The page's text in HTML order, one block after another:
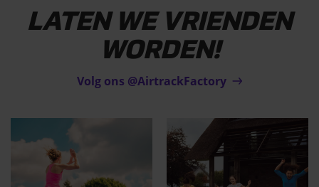
LATEN WE VRIENDEN
WORDEN!
Volg ons @AirtrackFactory